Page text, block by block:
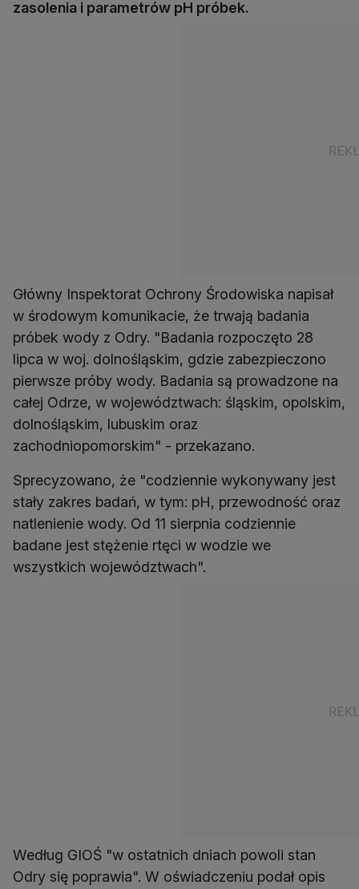
zasolenia i parametrów pH próbek.
Główny Inspektorat Ochrony Środowiska napisał
w środowym komunikacie, że trwają badania
próbek wody z Odry. "Badania rozpoczęto 28
lipca w woj. dolnośląskim, gdzie zabezpieczono
pierwsze próby wody. Badania są prowadzone na
całej Odrze, w województwach: śląskim, opolskim,
dolnośląskim, lubuskim oraz
zachodniopomorskim" - przekazano.
Sprecyzowano, że "codziennie wykonywany jest
stały zakres badań, w tym: pH, przewodność oraz
natlenienie wody. Od 11 sierpnia codziennie
badane jest stężenie rtęci w wodzie we
wszystkich województwach".
Według GIOŚ "w ostatnich dniach powoli stan
Odry się poprawia". W oświadczeniu podał opis